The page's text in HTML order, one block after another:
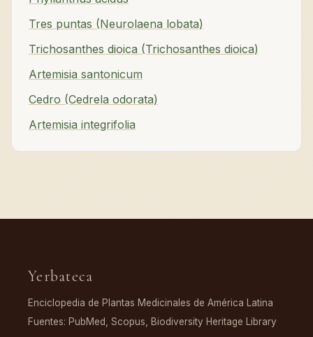
Tres puntas (Neurolaena lobata)
Trichosanthes dioica (Trichosanthes dioica)
Artemisia santonicum
Cedro (Cedrela odorata)
Artemisia integrifolia
Yerbateca
Enciclopedia de Plantas Medicinales de América Latina
Fuentes: PubMed, Scopus, Biodiversity Heritage Library